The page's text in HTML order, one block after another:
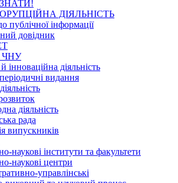
ДІЯЛЬНІСТЬ
публічної інформації
довідник
ЧНУ
інноваційна діяльність
видання
діяльність
рада
випускників
наукові інститути та факультети
наукові центри
управлінські